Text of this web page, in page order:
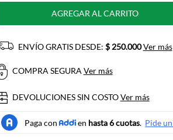
AGREGAR AL CARRITO
ENVÍO GRATIS DESDE: $ 250.000 Ver más
COMPRA SEGURA Ver más
DEVOLUCIONES SIN COSTOVer más